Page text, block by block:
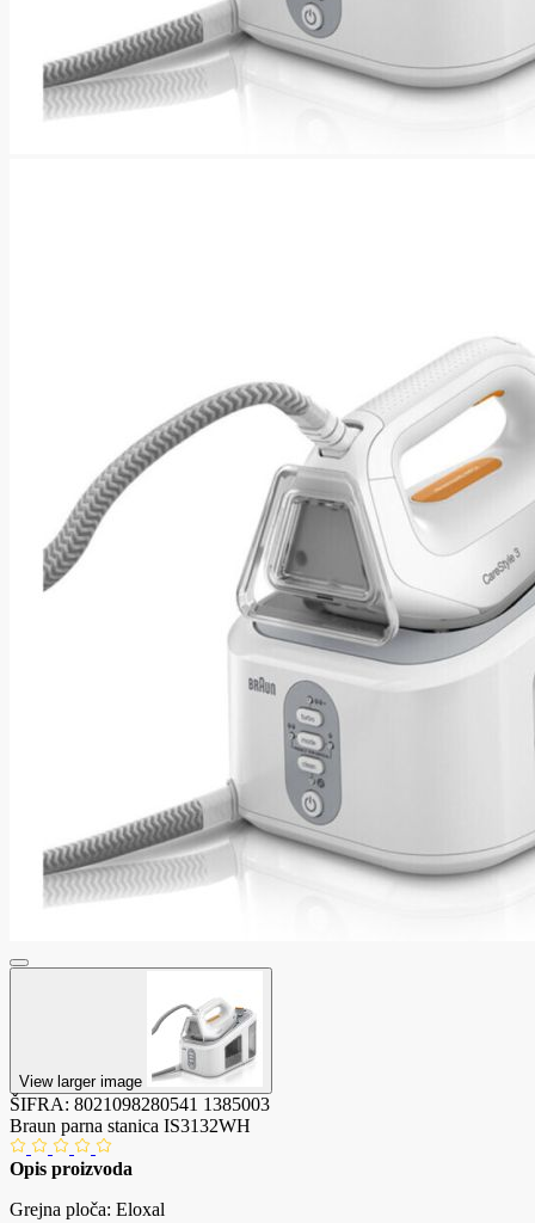
View larger image
ŠIFRA: 8021098280541 1385003
Braun parna stanica IS3132WH
Opis proizvoda
Grejna ploča: Eloxal